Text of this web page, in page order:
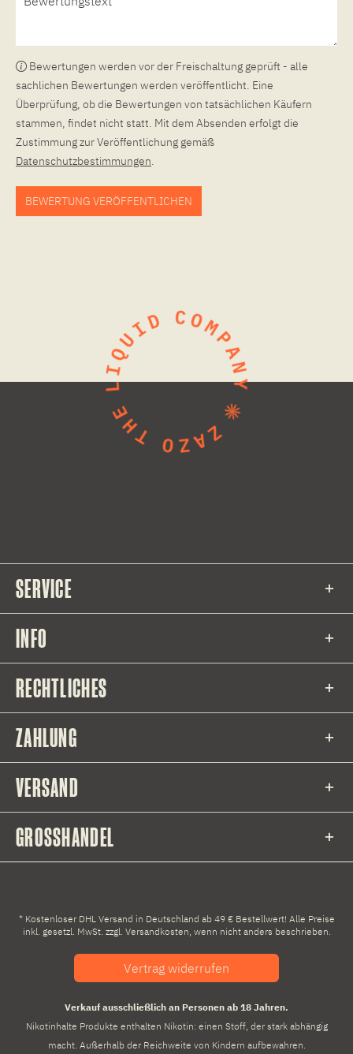
Bewertungen werden vor der Freischaltung geprüft - alle
sachlichen Bewertungen werden veröffentlicht. Eine
Überprüfung, ob die Bewertungen von tatsächlichen Käufern
stammen, findet nicht statt. Mit dem Absenden erfolgt die
Zustimmung zur Veröffentlichung gemäß
Datenschutzbestimmungen.
BEWERTUNG VERÖFFENTLICHEN
SERVICE
INFO
RECHTLICHES
ZAHLUNG
VERSAND
GROSSHANDEL
* Kostenloser DHL Versand in Deutschland ab 49 € Bestellwert! Alle Preise
inkl. gesetzl. MwSt. zzgl. Versandkosten , wenn nicht anders beschrieben.
Vertrag widerrufen
Verkauf ausschließlich an Personen ab 18 Jahren.
Nikotinhalte Produkte enthalten Nikotin: einen Stoff, der stark abhängig
macht. Außerhalb der Reichweite von Kindern aufbewahren.